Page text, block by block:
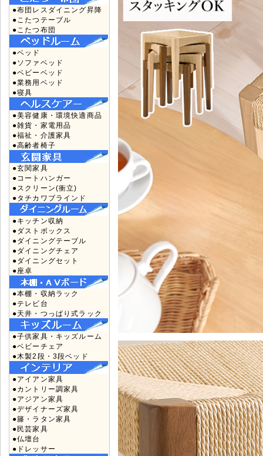
●布団レスダイニング昇降
●こたつテーブル
●こたつ布団
●ベッド
●ソファベッド
●ベビーベッド
●業務用ベッド
●寝具
●美容健康・環境快適商品
●雑貨・家電用品
●福祉・介護家具
●高齢者椅子
●玄関家具
●コートハンガー
●スクリーン(衝立)
●タチカワブラインド
●キッチン収納
●ダストボックス
●ダイニングテーブル
●ダイニングチェア
●ダイニングセット
●座卓
●本棚・収納ラック
●テレビ台
●天井・つっぱり式ラック
●子供家具・キッズルーム
●ベビーチェア
●木製2段・3段ベッド
●アイアン家具
●カントリー調家具
●アジアン家具
●デザイナーズ家具
●籐・ラタン家具
●民芸家具
●仏壇台
●ドレッサー